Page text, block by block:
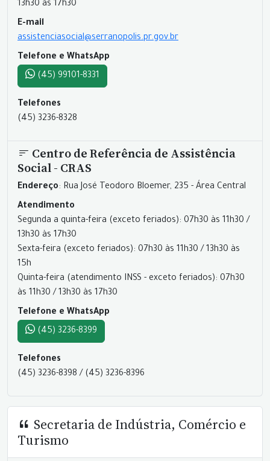
13h30 às 17h30
E-mail
assistenciasocial@serranopolis.pr.gov.br
Telefone e WhatsApp
(45) 99101-8331
Telefones
(45) 3236-8328
Centro de Referência de Assistência
Social - CRAS
Endereço: Rua José Teodoro Bloemer, 235 - Área Central
Atendimento
Segunda a quinta-feira (exceto feriados): 07h30 às 11h30 /
13h30 às 17h30
Sexta-feira (exceto feriados): 07h30 às 11h30 / 13h30 às
15h
Quinta-feira (atendimento INSS - exceto feriados): 07h30
às 11h30 / 13h30 às 17h30
Telefone e WhatsApp
(45) 3236-8399
Telefones
(45) 3236-8398 / (45) 3236-8396
Secretaria de Indústria, Comércio e
Turismo